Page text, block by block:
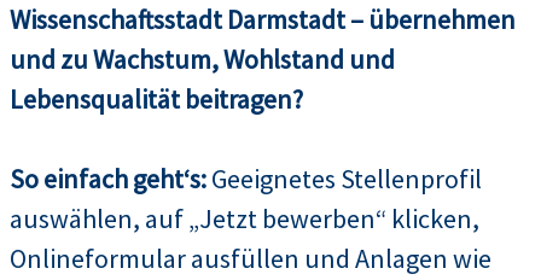
Wissenschaftsstadt Darmstadt – übernehmen
und zu Wachstum, Wohlstand und
Lebensqualität beitragen?
So einfach geht‘s:Geeignetes Stellenprofil
auswählen, auf „Jetzt bewerben“ klicken,
Onlineformular ausfüllen und Anlagen wie